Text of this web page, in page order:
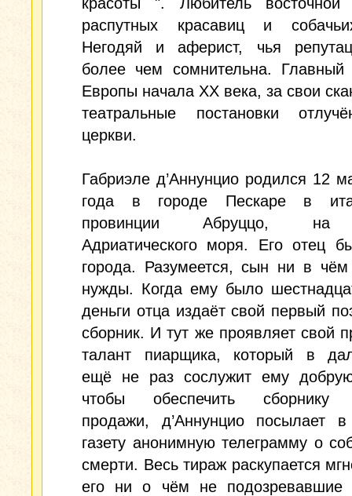
распутных красавиц и
Негодяй и аферист, чья
более чем сомнительна. Главный
Европы начала XX века, за свои
театральные постановки
церкви.
Габриэле д’Аннунцио родился 12
года в городе Пескаре в
провинции Абруццо, на
Адриатического моря. Его отец
города. Разумеется, сын ни в чём
нужды. Когда ему было
деньги отца издаёт свой первый
сборник. И тут же проявляет свой
талант пиарщика, который в
ещё не раз сослужит ему
чтобы обеспечить сборнику
продажи, д’Аннунцио посылает
газету анонимную телеграмму о
смерти. Весь тираж раскупается
его ни о чём не подозревавшие